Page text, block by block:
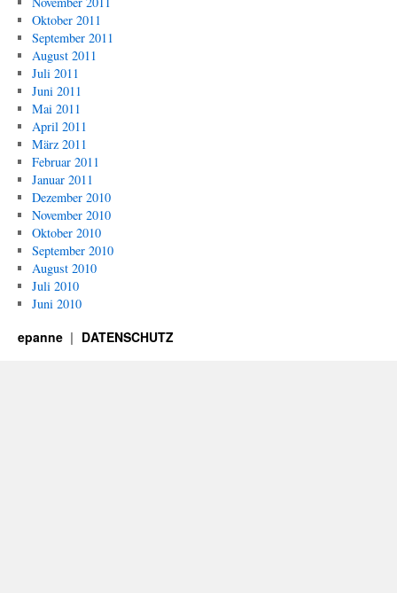
Oktober 2011
September 2011
August 2011
Juli 2011
Juni 2011
Mai 2011
April 2011
März 2011
Februar 2011
Januar 2011
Dezember 2010
November 2010
Oktober 2010
September 2010
August 2010
Juli 2010
Juni 2010
epanne DATENSCHUTZ